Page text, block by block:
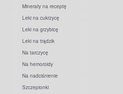
Minerały na receptę
Leki na cukrzycę
Leki na grzybicę
Leki na trądzik
Na tarczycę
Na hemoroidy
Na nadciśnienie
Szczepionki